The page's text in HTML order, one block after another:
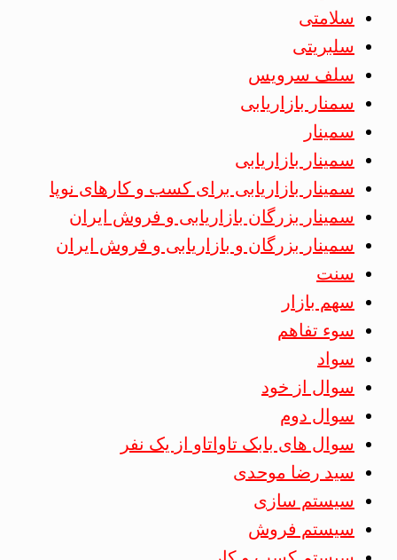
سلامتی
سلبریتی
سلف سرویس
سمنار بازاریابی
سمینار
سمینار بازاریابی
سمینار بازاریابی برای کسب و کارهای نوپا
سمینار بزرگان بازاریابی و فروش ایران
سمینار بزرگان و بازاریابی و فروش ایران
سنت
سهم بازار
سوء تفاهم
سواد
سوال از خود
سوال دوم
سوال های بابک تاواتاو از یک نفر
سید رضا موحدی
سیستم سازی
سیستم فروش